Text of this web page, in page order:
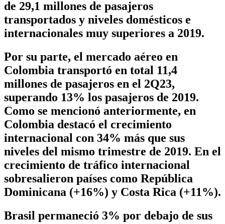
de 29,1 millones de pasajeros
transportados y niveles domésticos e
internacionales muy superiores a 2019.
Por su parte, el mercado aéreo en
Colombia transportó en total 11,4
millones de pasajeros en el 2Q23,
superando 13% los pasajeros de 2019.
Como se mencionó anteriormente, en
Colombia destacó el crecimiento
internacional con 34% más que sus
niveles del mismo trimestre de 2019. En el
crecimiento de tráfico internacional
sobresalieron países como República
Dominicana (+16%) y Costa Rica (+11%).
Brasil permaneció 3% por debajo de sus